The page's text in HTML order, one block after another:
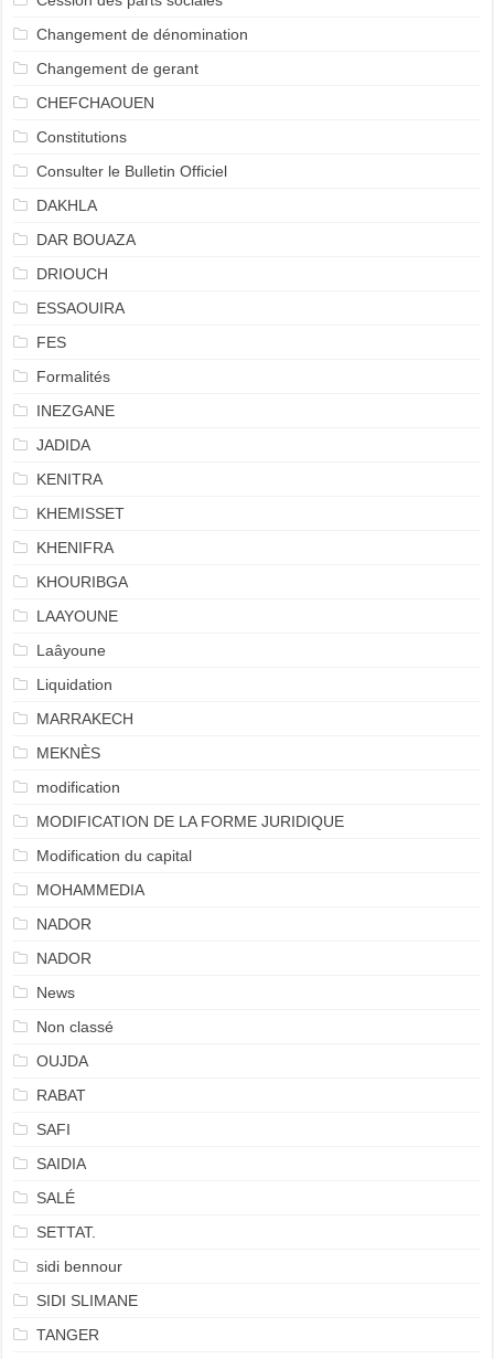
Changement de dénomination
Changement de gerant
CHEFCHAOUEN
Constitutions
Consulter le Bulletin Officiel
DAKHLA
DAR BOUAZA
DRIOUCH
ESSAOUIRA
FES
Formalités
INEZGANE
JADIDA
KENITRA
KHEMISSET
KHENIFRA
KHOURIBGA
LAAYOUNE
Laâyoune
Liquidation
MARRAKECH
MEKNÈS
modification
MODIFICATION DE LA FORME JURIDIQUE
Modification du capital
MOHAMMEDIA
NADOR
NADOR
News
Non classé
OUJDA
RABAT
SAFI
SAIDIA
SALÉ
SETTAT.
sidi bennour
SIDI SLIMANE
TANGER